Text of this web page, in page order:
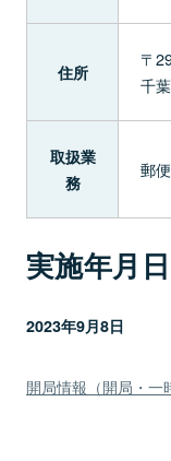
住所
〒
千
取扱業
務
郵
実施年月日
2023年9月8日
開局情報（開局・一